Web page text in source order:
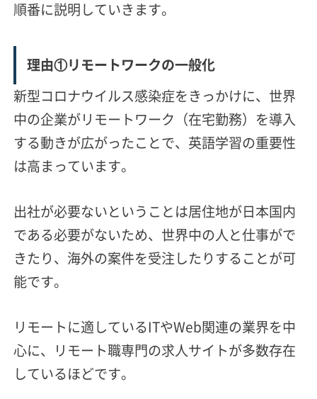
順番に説明していきます。
理由①リモートワークの一般化
新型コロナウイルス感染症をきっかけに、世界
中の企業がリモートワーク（在宅勤務）を導入
する動きが広がったことで、英語学習の重要性
は高まっています。
出社が必要ないということは居住地が日本国内
である必要がないため、世界中の人と仕事がで
きたり、海外の案件を受注したりすることが可
能です。
リモートに適しているITやWeb関連の業界を中
心に、リモート職専門の求人サイトが多数存在
しているほどです。